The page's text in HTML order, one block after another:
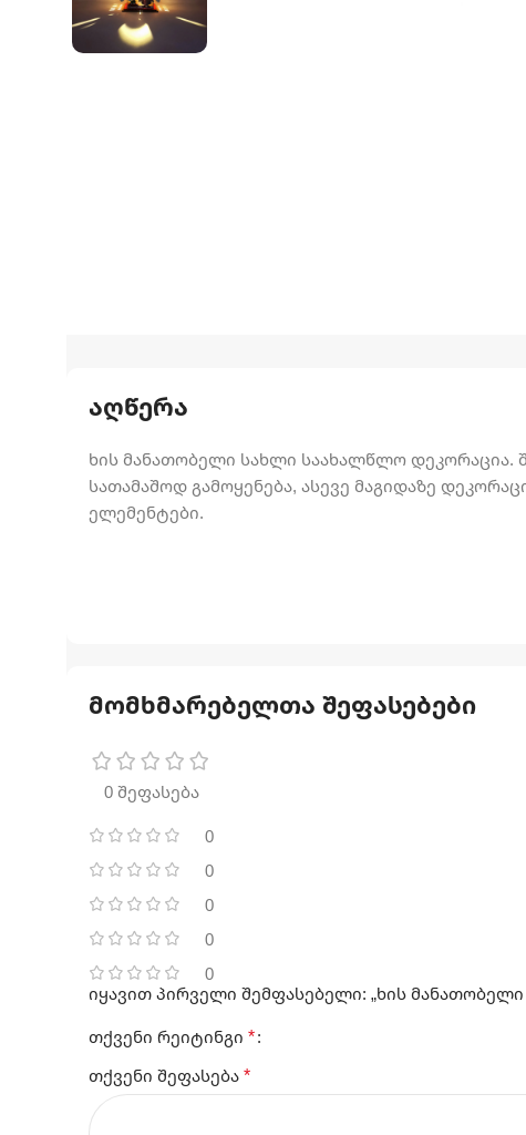
აღწერა
ხის მანათობელი სახლი საახალწლო დეკორაცია.
სათამაშოდ გამოყენება, ასევე მაგიდაზე
ელემენტები.
მომხმარებელთა შეფასებები
0 შეფასება
0
0
0
0
0
იყავით პირველი შემფასებელი: „ხის
თქვენი რეიტინგი *
თქვენი შეფასება *